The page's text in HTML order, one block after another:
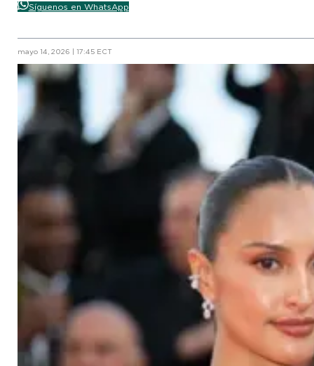
Síguenos en WhatsApp
mayo 14, 2026 | 17:45 ECT